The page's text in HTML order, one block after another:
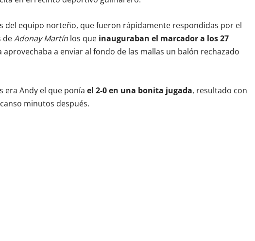
del equipo norteño, que fueron rápidamente respondidas por el
deAdonay Martín los que inauguraban el marcador a los 27
aprovechaba a enviar al fondo de las mallas un balón rechazado
era Andy el que ponía el 2-0 en una bonita jugada, resultado con
minutos después.